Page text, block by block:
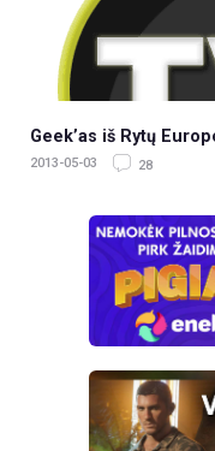
Geek’as iš Rytų
2013-05-03 28